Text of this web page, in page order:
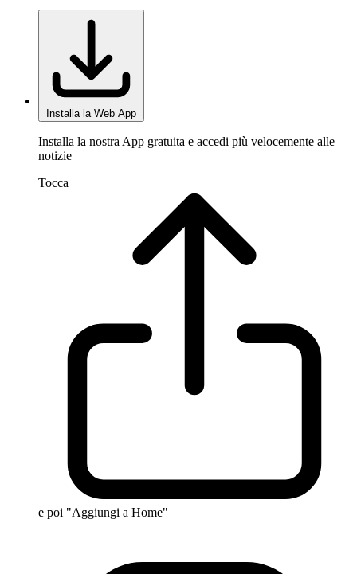
Installa la Web App
Installa la nostra App gratuita e accedi più velocemente alle
notizie
Tocca
e poi "Aggiungi a Home"